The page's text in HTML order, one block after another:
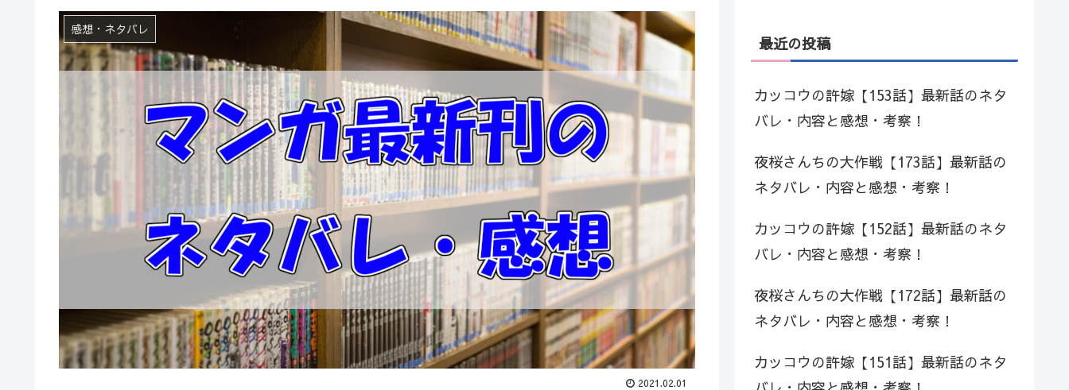
感想・ネタバレ
2021.02.01
最近の投稿
カッコウの許嫁【153話】最新話のネタ
バレ・内容と感想・考察！
夜桜さんちの大作戦【173話】最新話の
ネタバレ・内容と感想・考察！
カッコウの許嫁【152話】最新話のネタ
バレ・内容と感想・考察！
夜桜さんちの大作戦【172話】最新話の
ネタバレ・内容と感想・考察！
カッコウの許嫁【151話】最新話のネタ